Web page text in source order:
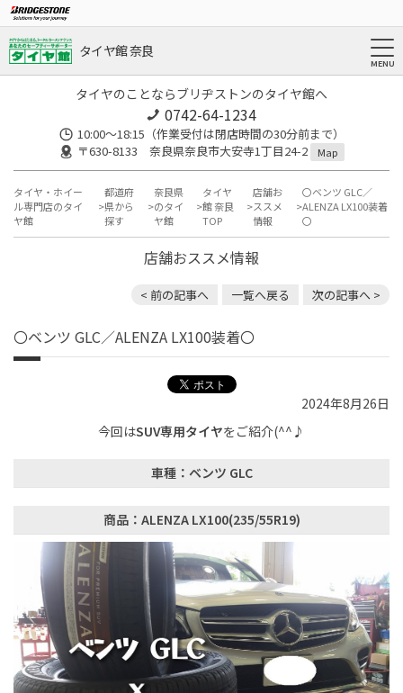
タイヤ館 奈良
タイヤのことならブリヂストンのタイヤ館へ
0742-64-1234
10:00～18:15（作業受付は閉店時間の30分前まで）
〒630-8133 奈良県奈良市大安寺1丁目24-2
Map
タイヤ・ホイー
ル専門店のタイ
ヤ館
都道府
県から
探す
奈良県
のタイ
ヤ館
タイヤ
館 奈良
TOP
店舗お
ススメ
情報
〇ベンツ GLC／
ALENZA LX100装着
〇
店舗おススメ情報
< 前の記事へ 一覧へ戻る 次の記事へ >
〇ベンツ GLC／ALENZA LX100装着〇
2024年8月26日
今回はSUV専用タイヤをご紹介(^^♪
車種：ベンツ GLC
商品：ALENZA LX100(235/55R19)